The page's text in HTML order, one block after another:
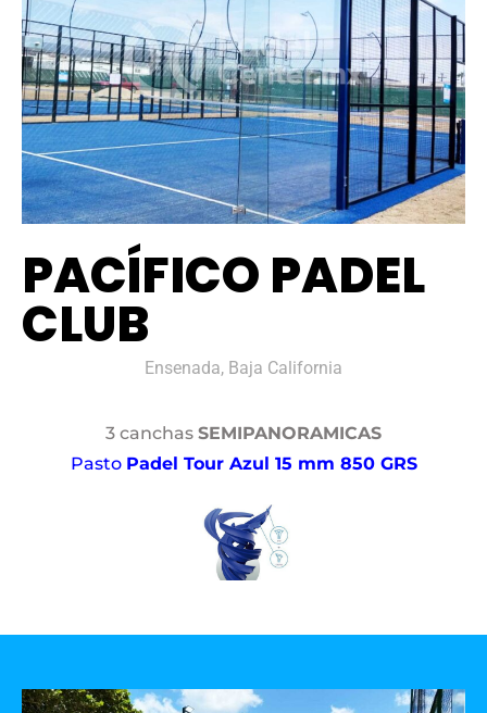
PACÍFICO PADEL
CLUB
Ensenada, Baja California
3 canchas SEMIPANORAMICAS
Pasto Padel Tour Azul 15 mm 850 GRS